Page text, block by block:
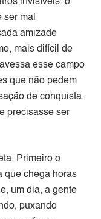
ser mal
amizade
mais difícil de
esse campo
que não pedem
de conquista.
precisasse ser
Primeiro o
que chega horas
um dia, a gente
puxando